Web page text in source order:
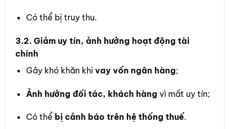
Có thể bị truy thu.
3.2. Giảm uy tín, ảnh hưởng hoạt động tài
chính
Gây khó khăn khi vay vốn ngân hàng;
Ảnh hưởng đối tác, khách hàng vì mất uy tín;
Có thể bị cảnh báo trên hệ thống thuế.